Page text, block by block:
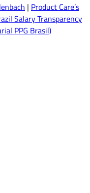
| Product Care’s
Salary Transparency
PPG Brasil)